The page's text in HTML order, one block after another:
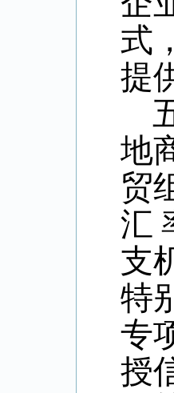
式
提
地
贸
汇
支
特
专
授